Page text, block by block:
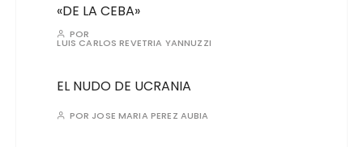
«DE LA CEBA»
POR
LUIS CARLOS REVETRIA YANNUZZI
EL NUDO DE UCRANIA
POR JOSE MARIA PEREZ AUBIA